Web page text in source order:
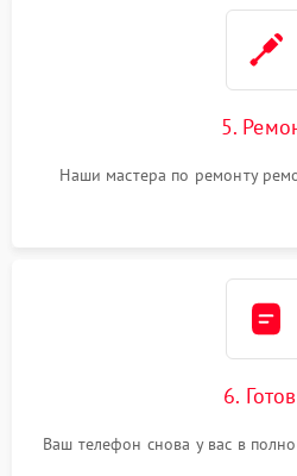
5.
Наши мастера по ремонту
6.
Ваш телефон снова у вас в